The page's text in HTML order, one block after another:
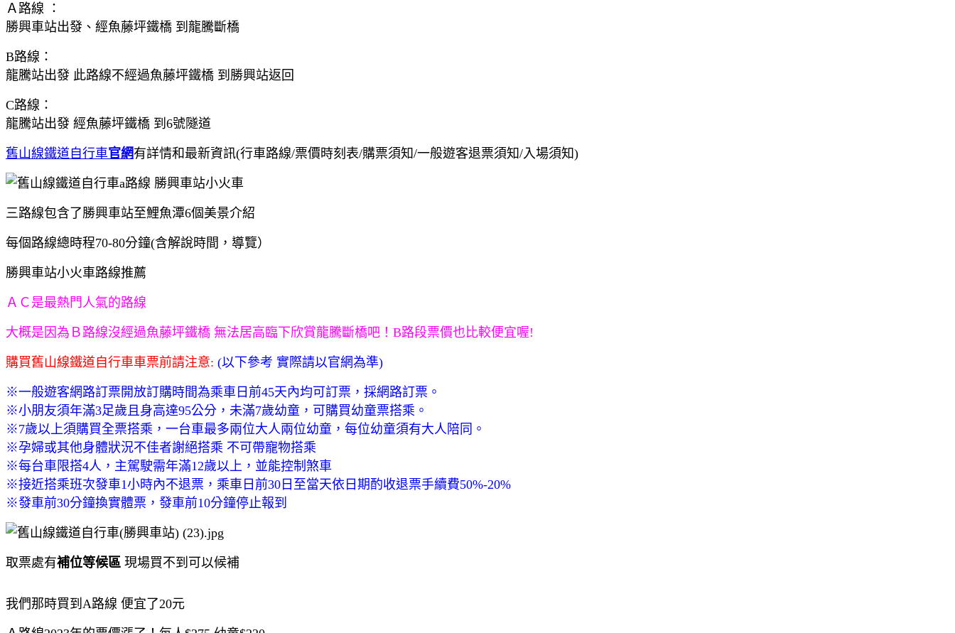
Ａ路線 ：
勝興車站出發、經魚藤坪鐵橋 到龍騰斷橋
B路線：
龍騰站出發 此路線不經過魚藤坪鐵橋 到勝興站返回
C路線：
龍騰站出發 經魚藤坪鐵橋 到6號隧道
舊山線鐵道自行車官網有詳情和最新資訊(行車路線/票價時刻表/購票須知/一般遊客退票須知/入場須知)
三路線包含了勝興車站至鯉魚潭6個美景介紹
每個路線總時程70-80分鐘(含解說時間，導覽）
勝興車站小火車路線推薦
ＡＣ是最熱門人氣的路線
大概是因為Ｂ路線沒經過魚藤坪鐵橋 無法居高臨下欣賞龍騰斷橋吧！B路段票價也比較便宜喔!
購買舊山線鐵道自行車車票前請注意: (以下參考 實際請以官網為準)
※一般遊客網路訂票開放訂購時間為乘車日前45天內均可訂票，採網路訂票。
※小朋友須年滿3足歲且身高達95公分，未滿7歲幼童，可購買幼童票搭乘。
※7歲以上須購買全票搭乘，一台車最多兩位大人兩位幼童，每位幼童須有大人陪同。
※孕婦或其他身體狀況不佳者謝絕搭乘 不可帶寵物搭乘
※每台車限搭4人，主駕駛需年滿12歲以上，並能控制煞車
※接近搭乘班次發車1小時內不退票，乘車日前30日至當天依日期酌收退票手續費50%-20%
※發車前30分鐘換實體票，發車前10分鐘停止報到
取票處有補位等候區 現場買不到可以候補
我們那時買到A路線 便宜了20元